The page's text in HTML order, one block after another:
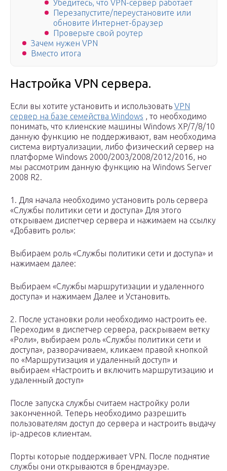
Убедитесь, что VPN-сервер работает
Перезапустите/переустановите или
обновите Интернет-браузер
Проверьте свой роутер
Зачем нужен VPN
Вместо итога
Настройка VPN сервера.
Если вы хотите установить и использовать VPN
сервер на базе семейства Windows , то необходимо
понимать, что клиенские машины Windows XP/7/8/10
данную функцию не поддерживают, вам необходима
система виртуализации, либо физический сервер на
платформе Windows 2000/2003/2008/2012/2016, но
мы рассмотрим данную функцию на Windows Server
2008 R2.
1. Для начала необходимо установить роль сервера
«Службы политики сети и доступа» Для этого
открываем диспетчер сервера и нажимаем на ссылку
«Добавить роль»:
Выбираем роль «Службы политики сети и доступа» и
нажимаем далее:
Выбираем «Службы маршрутизации и удаленного
доступа» и нажимаем Далее и Установить.
2. После установки роли необходимо настроить ее.
Переходим в диспетчер сервера, раскрываем ветку
«Роли», выбираем роль «Службы политики сети и
доступа», разворачиваем, кликаем правой кнопкой
по «Маршрутизация и удаленный доступ» и
выбираем «Настроить и включить маршрутизацию и
удаленный доступ»
После запуска службы считаем настройку роли
законченной. Теперь необходимо разрешить
пользователям доступ до сервера и настроить выдачу
ip-адресов клиентам.
Порты которые поддерживает VPN. После поднятие
службы они открываются в брендмауэре.